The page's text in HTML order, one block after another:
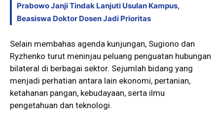
Prabowo Janji Tindak Lanjuti Usulan Kampus,
Beasiswa Doktor Dosen Jadi Prioritas
Selain membahas agenda kunjungan, Sugiono dan
Ryzhenko turut meninjau peluang penguatan hubungan
bilateral di berbagai sektor. Sejumlah bidang yang
menjadi perhatian antara lain ekonomi, pertanian,
ketahanan pangan, kebudayaan, serta ilmu
pengetahuan dan teknologi.